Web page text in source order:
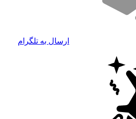
ارسال به تلگرام